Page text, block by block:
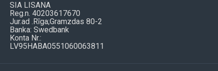
SIA LISANA
Reg.n. 40203617670
Jur.ad .Rīga;Gramzdas 80-2
Banka: Swedbank
Konta Nr.:
LV95HABA0551060063811